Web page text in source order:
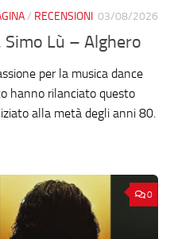
/ RECENSIONI 03/08/2026
Simo Lù – Alghero
per la musica dance
hanno rilanciato questo
alla metà degli anni 80.
0